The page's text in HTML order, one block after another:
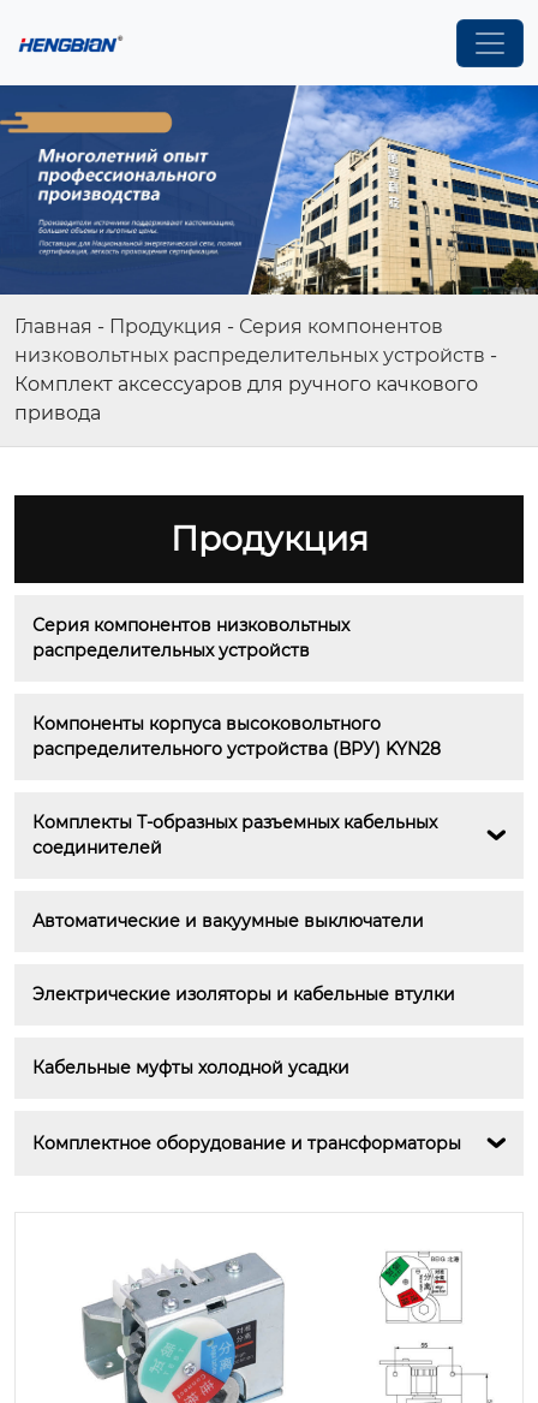
Главная - Продукция - Серия компонентов
низковольтных распределительных устройств -
Комплект аксессуаров для ручного качкового
привода
Продукция
Серия компонентов низковольтных
распределительных устройств
Компоненты корпуса высоковольтного
распределительного устройства (ВРУ) KYN28
Комплекты Т-образных разъемных кабельных
соединителей

Автоматические и вакуумные выключатели
Электрические изоляторы и кабельные втулки
Кабельные муфты холодной усадки
Комплектное оборудование и трансформаторы 